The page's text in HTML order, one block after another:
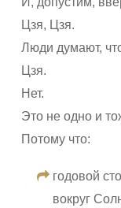
Цзя, Цзя.
Люди думают,
Цзя.
Нет.
Это не одно и
Потому что:
годовой
вокруг